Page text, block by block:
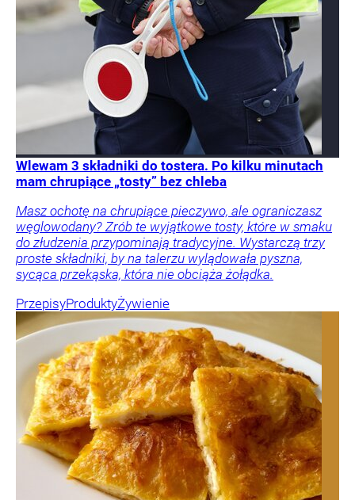
Wlewam 3 składniki do tostera. Po kilku minutach
mam chrupiące „tosty” bez chleba
Masz ochotę na chrupiące pieczywo, ale ograniczasz
węglowodany? Zrób te wyjątkowe tosty, które w smaku
do złudzenia przypominają tradycyjne. Wystarczą trzy
proste składniki, by na talerzu wylądowała pyszna,
sycąca przekąska, która nie obciąża żołądka.
PrzepisyProduktyŻywienie